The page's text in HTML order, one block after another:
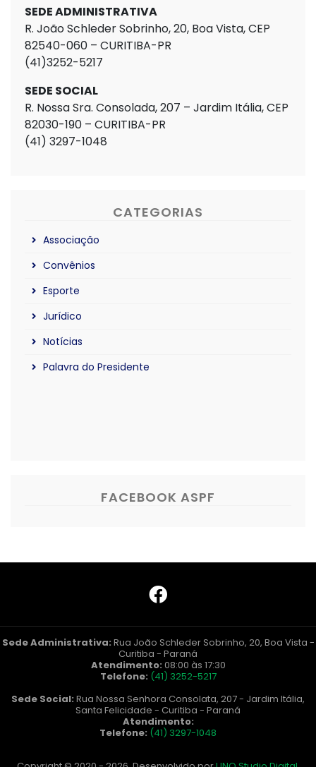
SEDE ADMINISTRATIVA
R. João Schleder Sobrinho, 20, Boa Vista, CEP
82540-060 – CURITIBA-PR
(41)3252-5217
SEDE SOCIAL
R. Nossa Sra. Consolada, 207 – Jardim Itália, CEP
82030-190 – CURITIBA-PR
(41) 3297-1048
CATEGORIAS
Associação
Convênios
Esporte
Jurídico
Notícias
Palavra do Presidente
FACEBOOK ASPF
Sede Administrativa: Rua João Schleder Sobrinho, 20, Boa Vista -
Curitiba - Paraná
Atendimento: 08:00 às 17:30
Telefone: (41) 3252-5217
Sede Social: Rua Nossa Senhora Consolata, 207 - Jardim Itália,
Santa Felicidade - Curitiba - Paraná
Atendimento:
Telefone: (41) 3297-1048